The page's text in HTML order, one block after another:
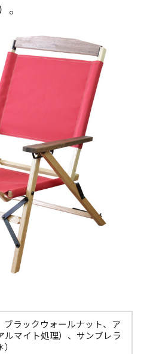
。
ブラックウォールナット、ア
ルマイト処理）、サンブレラ